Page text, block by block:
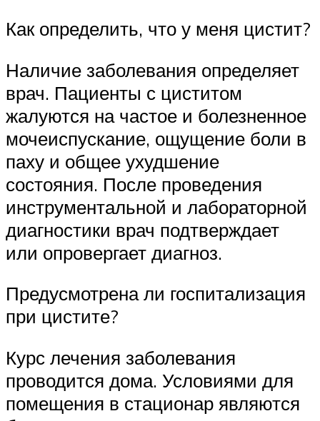
Как определить, что у меня цистит?
Наличие заболевания определяет
врач. Пациенты с циститом
жалуются на частое и болезненное
мочеиспускание, ощущение боли в
паху и общее ухудшение
состояния. После проведения
инструментальной и лабораторной
диагностики врач подтверждает
или опровергает диагноз.
Предусмотрена ли госпитализация
при цистите?
Курс лечения заболевания
проводится дома. Условиями для
помещения в стационар являются